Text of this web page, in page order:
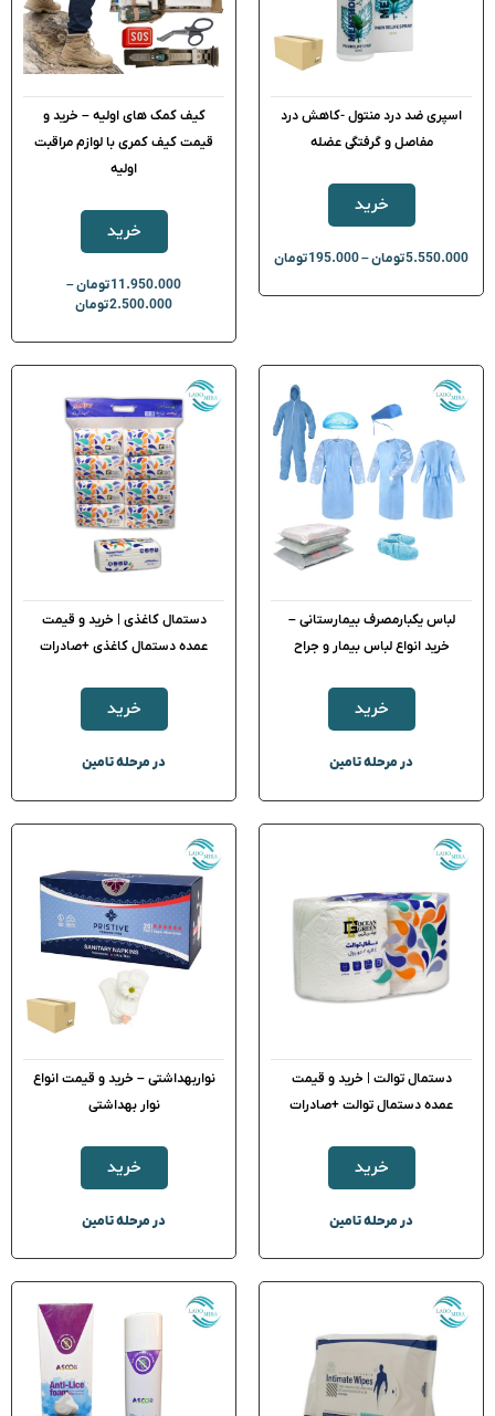
اسپری ضد درد منتول -کاهش درد
مفاصل و گرفتگی عضله
خرید
5.550.000تومان–
195.000تومان
کیف کمک های اولیه – خرید و
قیمت کیف کمری با لوازم مراقبت
اولیه
خرید
11.950.000تومان–
2.500.000تومان
لباس یکبارمصرف بیمارستانی –
خرید انواع لباس بیمار و جراح
خرید
در مرحله تامین
دستمال کاغذی | خرید و قیمت
عمده دستمال کاغذی +صادرات
خرید
در مرحله تامین
دستمال توالت | خرید و قیمت
عمده دستمال توالت +صادرات
خرید
در مرحله تامین
نواربهداشتی – خرید و قیمت انواع
نوار بهداشتی
خرید
در مرحله تامین